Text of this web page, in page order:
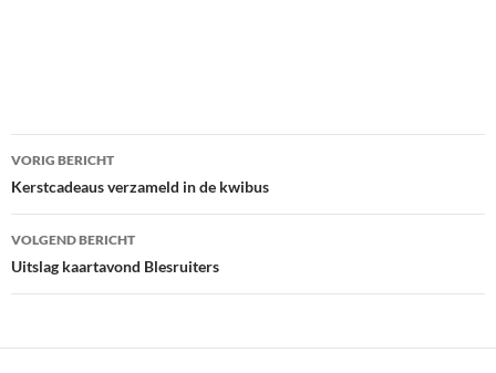
Bericht
navigatie
VORIG BERICHT
Kerstcadeaus verzameld in de kwibus
VOLGEND BERICHT
Uitslag kaartavond Blesruiters